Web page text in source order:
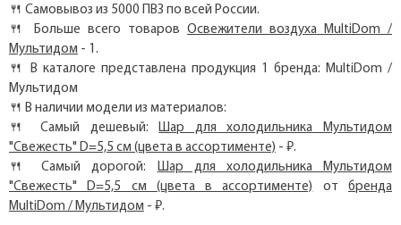
🍴 Самовывоз из 5000 ПВЗ по всей России.
🍴 Больше всего товаров Освежители воздуха MultiDom /
Мультидом - 1.
🍴 В каталоге представлена продукция 1 бренда: MultiDom /
Мультидом
🍴 В наличии модели из материалов:
🍴 Самый дешевый:Шар для холодильника Мультидом
"Свежесть" D=5,5 см (цвета в ассортименте) - ₽.
🍴 Самый дорогой: Шар для холодильника Мультидом
"Свежесть" D=5,5 см (цвета в ассортименте) отбренда
MultiDom / Мультидом - ₽.